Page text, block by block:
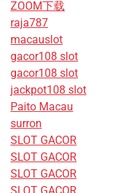
ZOOM下载
raja787
macauslot
gacor108 slot
gacor108 slot
jackpot108 slot
Paito Macau
surron
SLOT GACOR
SLOT GACOR
SLOT GACOR